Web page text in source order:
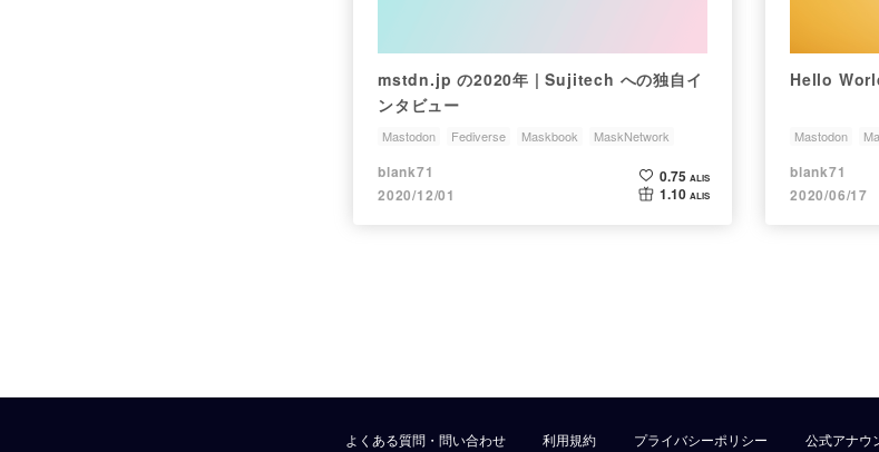
mstdn.jp の2020年 | Sujitech への独自イ
ンタビュー
Mastodon Fediverse Maskbook
MaskNetwork
Sujitech
blank71
2020/12/01
0.75 ALIS
1.10 ALIS
Hello
Mastodon
blank71
2020/06/17
よくある質問・問い合わせ 利用規約 プライバシーポリシー 公式アナウ